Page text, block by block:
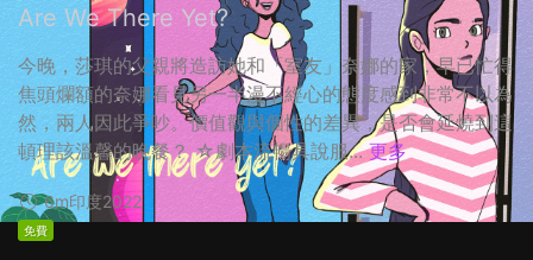
Are We There Yet?
今晚，莎琪的父親將造訪她和「室友」奈娜的家，早已忙得
焦頭爛額的奈娜看見另一半漫不經心的態度感到非常不以為
然，兩人因此爭吵。價值觀與個性的差異，是否會延燒到這
頓理該溫馨的晚餐？ ☆劇本流暢具說服... 更多
6m印度2022
免費